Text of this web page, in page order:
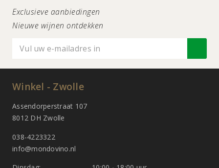
Exclusieve aanbiedingen
Nieuwe wijnen ontdekken
Winkel - Zwolle
Assendorperstraat 107
8012 DH Zwolle
038-4223322
info@mondovino.nl